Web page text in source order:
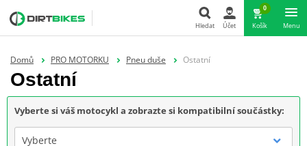
Hledat Účet
0
Košík Menu
Domů PRO MOTORKU Pneu duše Ostatní
Ostatní
Vyberte si váš motocykl a zobrazte si kompatibilní součástky:
Vyberte